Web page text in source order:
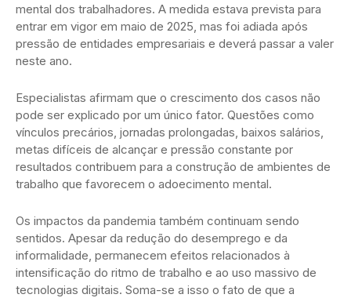
mental dos trabalhadores. A medida estava prevista para
entrar em vigor em maio de 2025, mas foi adiada após
pressão de entidades empresariais e deverá passar a valer
neste ano.
Especialistas afirmam que o crescimento dos casos não
pode ser explicado por um único fator. Questões como
vínculos precários, jornadas prolongadas, baixos salários,
metas difíceis de alcançar e pressão constante por
resultados contribuem para a construção de ambientes de
trabalho que favorecem o adoecimento mental.
Os impactos da pandemia também continuam sendo
sentidos. Apesar da redução do desemprego e da
informalidade, permanecem efeitos relacionados à
intensificação do ritmo de trabalho e ao uso massivo de
tecnologias digitais. Soma-se a isso o fato de que a